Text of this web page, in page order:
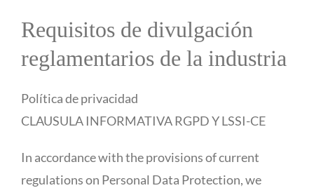
Requisitos de divulgación
reglamentarios de la industria
Política de privacidad
CLAUSULA INFORMATIVA RGPD Y LSSI-CE
In accordance with the provisions of current
regulations on Personal Data Protection, we